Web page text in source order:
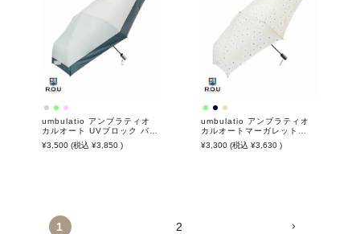
umbulatio アンブラティオ
カルオート UVブロック バイ
カラー 55cm 日傘 雨傘 折り
たたみ傘 晴雨兼用
3,500 3,850
umbulatio アンブラティオ
カルオートマーガレット
55cm 日傘 雨傘 折りたたみ
傘 晴雨兼用
3,300 3,630
1 2